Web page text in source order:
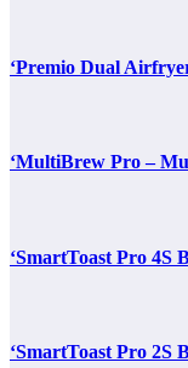
‘Premio Dual
‘MultiBrew Pro –
‘SmartToast Pro 4S
‘SmartToast Pro 2S